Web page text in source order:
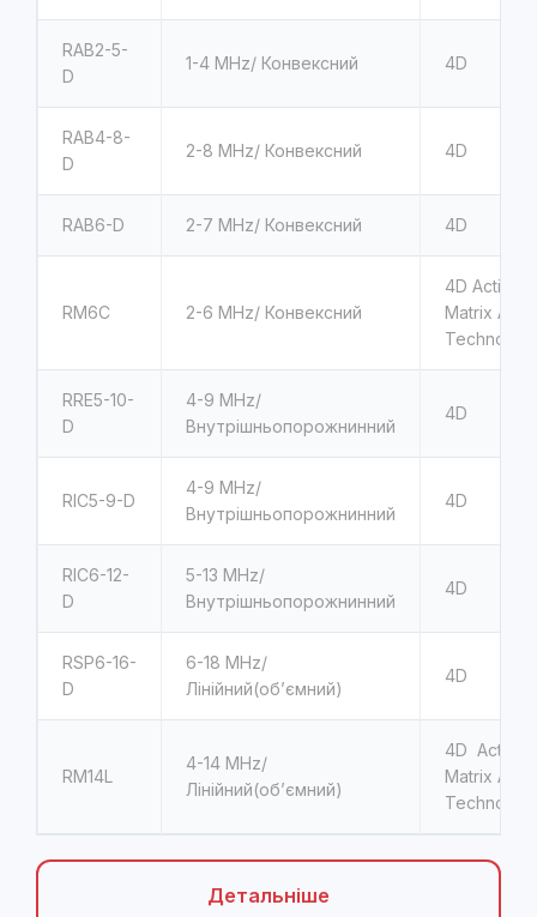
RAB2-5-
D
1-4 MHz/ Конвексний 4D
RAB4-8-
D
2-8 MHz/ Конвексний 4D
RAB6-D 2-7 MHz/ Конвексний 4D
RM6C 2-6 MHz/ Конвексний
4D Active
Matrix
RRE5-10-
D
4-9 MHz/
Внутрішньопорожнинний
4D
RIC5-9-D
4-9 MHz/
Внутрішньопорожнинний
4D
RIC6-12-
D
5-13 MHz/
Внутрішньопорожнинний
4D
RSP6-16-
D
6-18 MHz/
Лінійний(об’ємний)
4D
RM14L
4-14 MHz/
Лінійний(об’ємний)
4D Active
Matrix
Детальніше